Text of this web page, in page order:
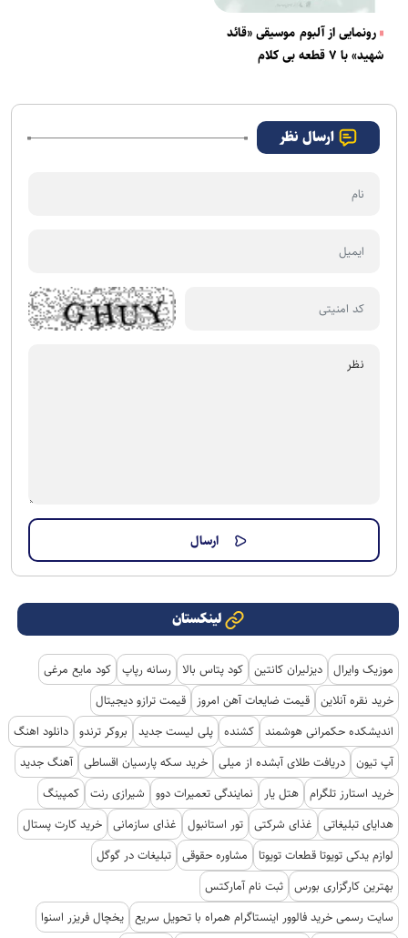
رونمایی از آلبوم موسیقی «قائد
شهید» با ۷ قطعه بی کلام
ارسال نظر
لینکستان
موزیک وایرال دیزلیران کانتین کود پتاس بالا رسانه رپاپ کود مایع مرغی
خرید نقره آنلاین قیمت ضایعات آهن امروز
قیمت ترازو دیجیتال
اندیشکده حکمرانی هوشمند کشنده پلی لیست جدید بروکر ترندو دانلود اهنگ
آپ تیون دریافت طلای آبشده از میلی خرید سکه پارسیان اقساطی آهنگ جدید
خرید استارز تلگرام هتل یار نمایندگی تعمیرات دوو شیرازی رنت کمپینگ
هدایای تبلیغاتی
غذای شرکتی تور استانبول غذای سازمانی خرید کارت پستال
لوازم یدکی تویوتا قطعات تویوتا
مشاوره حقوقی تبلیغات در گوگل
بهترین کارگزاری بورس ثبت نام آمارکتس
سایت رسمی خرید فالوور اینستاگرام همراه با تحویل سریع یخچال فریزر اسنوا